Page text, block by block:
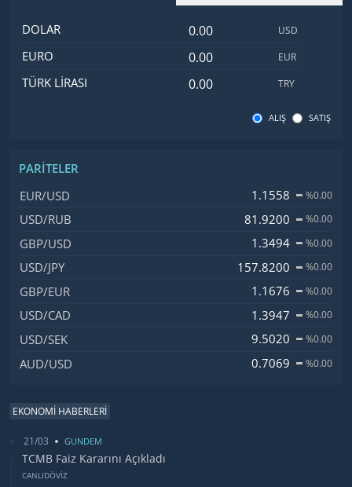
İsimDeğer
DOLAR Dolar değeri USD
EURO Euro değeri EUR
TÜRK LIRASI Türk Lirası değeri
TRY
ALIŞ SATIŞ
PARITELER
İsim, Kod
EUR/USD 1.1558 %0.00
USD/RUB 81.9200 %0.00
GBP/USD 1.3494 %0.00
USD/JPY 157.8200 %0.00
GBP/EUR 1.1676 %0.00
USD/CAD 1.3947 %0.00
USD/SEK 9.5020 %0.00
AUD/USD 0.7069 %0.00
EKONOMİ HABERLERİ
21/03 GUNDEM
TCMB Faiz Kararını Açıkladı
CANLIDÖVİZ